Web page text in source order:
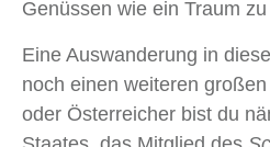
Genüssen wie ein Traum
Eine Auswanderung in
noch einen weiteren
oder Österreicher bist du